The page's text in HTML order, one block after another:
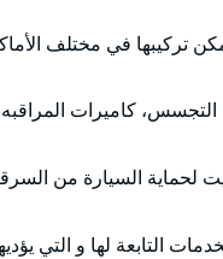
تركيبها في مختلف
التجسس، كاميرات المراقبه
لحماية السيارة من
التابعة لها و التي